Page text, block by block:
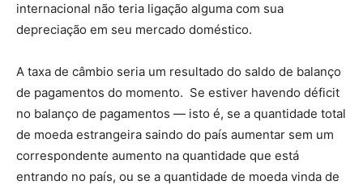
internacional não teria ligação alguma com sua
depreciação em seu mercado doméstico.
A taxa de câmbio seria um resultado do saldo de balanço
de pagamentos do momento. Se estiver havendo déficit
no balanço de pagamentos — isto é, se a quantidade total
de moeda estrangeira saindo do país aumentar sem um
correspondente aumento na quantidade que está
entrando no país, ou se a quantidade de moeda vinda de